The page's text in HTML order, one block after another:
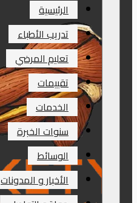
الرئيسية
تدريب الأطباء
تعليم المرضي
تقييمات
الخدمات
سنوات الخبرة
الوسائط
الأخبار و المدونات